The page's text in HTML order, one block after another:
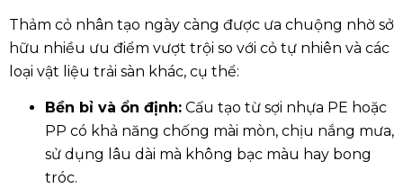
Thảm cỏ nhân tạo ngày càng được ưa chuộng nhờ sở
hữu nhiều ưu điểm vượt trội so với cỏ tự nhiên và các
loại vật liệu trải sàn khác, cụ thể:
Bền bỉ và ổn định: Cấu tạo từ sợi nhựa PE hoặc
PP có khả năng chống mài mòn, chịu nắng mưa,
sử dụng lâu dài mà không bạc màu hay bong
tróc.